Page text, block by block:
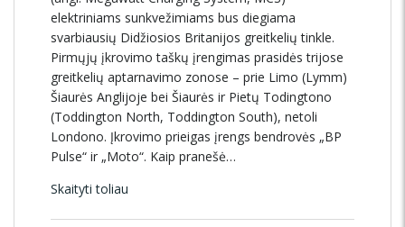
elektriniams sunkvežimiams bus diegiama
svarbiausių Didžiosios Britanijos greitkelių tinkle.
Pirmųjų įkrovimo taškų įrengimas prasidės trijose
greitkelių aptarnavimo zonose – prie Limo (Lymm)
Šiaurės Anglijoje bei Šiaurės ir Pietų Todingtono
(Toddington North, Toddington South), netoli
Londono. Įkrovimo prieigas įrengs bendrovės „BP
Pulse“ ir „Moto“. Kaip pranešė…
Skaityti toliau